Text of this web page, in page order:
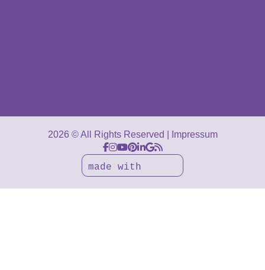
2026 © All Rights Reserved Impressum
made with